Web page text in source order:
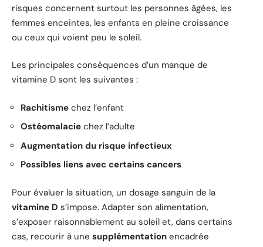
risques concernent surtout les personnes âgées, les
femmes enceintes, les enfants en pleine croissance
ou ceux qui voient peu le soleil.
Les principales conséquences d’un manque de
vitamine D sont les suivantes :
Rachitisme chez l’enfant
Ostéomalacie chez l’adulte
Augmentation du risque infectieux
Possibles liens avec certains cancers
Pour évaluer la situation, un dosage sanguin de la
vitamine D s’impose. Adapter son alimentation,
s’exposer raisonnablement au soleil et, dans certains
cas, recourir à une supplémentation encadrée